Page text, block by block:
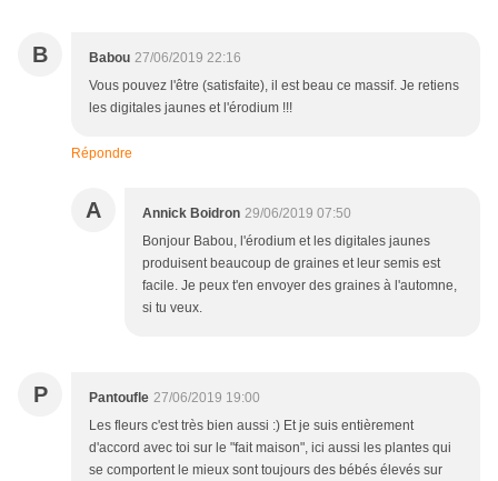
B Babou 27/06/2019 22:16
Vous pouvez l'être (satisfaite), il est beau ce massif. Je retiens
les digitales jaunes et l'érodium !!!
Répondre
A Annick Boidron 29/06/2019 07:50
Bonjour Babou, l'érodium et les digitales jaunes
produisent beaucoup de graines et leur semis est
facile. Je peux t'en envoyer des graines à l'automne,
si tu veux.
P Pantoufle 27/06/2019 19:00
Les fleurs c'est très bien aussi :) Et je suis entièrement
d'accord avec toi sur le "fait maison", ici aussi les plantes qui
se comportent le mieux sont toujours des bébés élevés sur